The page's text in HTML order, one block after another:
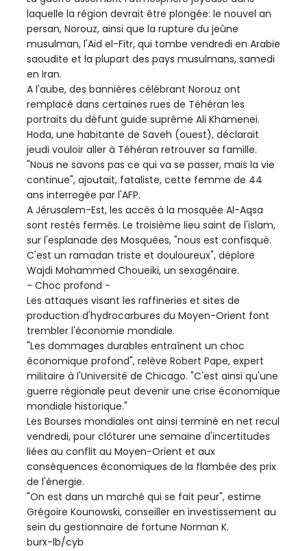
laquelle la région devrait être plongée: le nouvel an
persan, Norouz, ainsi que la rupture du jeûne
musulman, l'Aïd el-Fitr, qui tombe vendredi en Arabie
saoudite et la plupart des pays musulmans, samedi
en Iran.
A l'aube, des bannières célébrant Norouz ont
remplacé dans certaines rues de Téhéran les
portraits du défunt guide suprême Ali Khamenei.
Hoda, une habitante de Saveh (ouest), déclarait
jeudi vouloir aller à Téhéran retrouver sa famille.
"Nous ne savons pas ce qui va se passer, mais la vie
continue", ajoutait, fataliste, cette femme de 44
ans interrogée par l'AFP.
A Jérusalem-Est, les accès à la mosquée Al-Aqsa
sont restés fermés. Le troisième lieu saint de l'islam,
sur l'esplanade des Mosquées, "nous est confisqué.
C'est un ramadan triste et douloureux", déplore
Wajdi Mohammed Choueiki, un sexagénaire.
- Choc profond -
Les attaques visant les raffineries et sites de
production d'hydrocarbures du Moyen-Orient font
trembler l'économie mondiale.
"Les dommages durables entraînent un choc
économique profond", relève Robert Pape, expert
militaire à l'Université de Chicago. "C'est ainsi qu'une
guerre régionale peut devenir une crise économique
mondiale historique."
Les Bourses mondiales ont ainsi terminé en net recul
vendredi, pour clôturer une semaine d'incertitudes
liées au conflit au Moyen-Orient et aux
conséquences économiques de la flambée des prix
de l'énergie.
"On est dans un marché qui se fait peur", estime
Grégoire Kounowski, conseiller en investissement au
sein du gestionnaire de fortune Norman K.
burx-lb/cyb